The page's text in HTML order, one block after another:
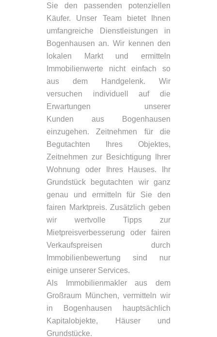
Sie den passenden potenziellen
Käufer. Unser Team bietet Ihnen
umfangreiche Dienstleistungen in
Bogenhausen an. Wir kennen den
lokalen Markt und ermitteln
Immobilienwerte nicht einfach so
aus dem Handgelenk. Wir
versuchen individuell auf die
Erwartungen unserer
Kunden aus Bogenhausen
einzugehen. Zeitnehmen für die
Begutachten Ihres Objektes,
Zeitnehmen zur Besichtigung Ihrer
Wohnung oder Ihres Hauses. Ihr
Grundstück begutachten wir ganz
genau und ermitteln für Sie den
fairen Marktpreis. Zusätzlich geben
wir wertvolle Tipps zur
Mietpreisverbesserung oder fairen
Verkaufspreisen durch
Immobilienbewertung sind nur
einige unserer Services.
Als Immobilienmakler aus dem
Großraum München, vermitteln wir
in Bogenhausen hauptsächlich
Kapitalobjekte, Häuser und
Grundstücke.